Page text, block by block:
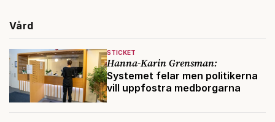
Vård
STICKET
Hanna-Karin Grensman:
Systemet felar men politikerna
vill uppfostra medborgarna